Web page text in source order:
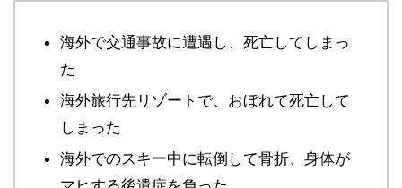
海外で交通事故に遭遇し、死亡してしまっ
た
海外旅行先リゾートで、おぼれて死亡して
しまった
海外でのスキー中に転倒して骨折、身体が